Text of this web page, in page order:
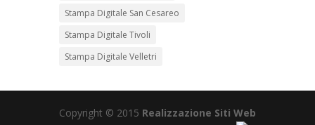
Stampa Digitale San Cesareo
Stampa Digitale Tivoli
Stampa Digitale Velletri
Copyright © 2015 Realizzazione Siti Web